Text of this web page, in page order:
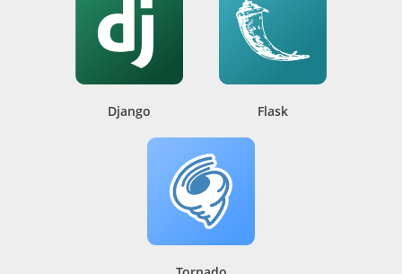
Django Flask